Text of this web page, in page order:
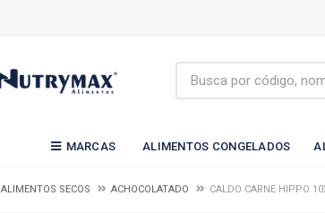
MARCAS ALIMENTOS CONGELADOS
ALIMENTOS SECOS ACHOCOLATADO CALDO CARNE HIPPO